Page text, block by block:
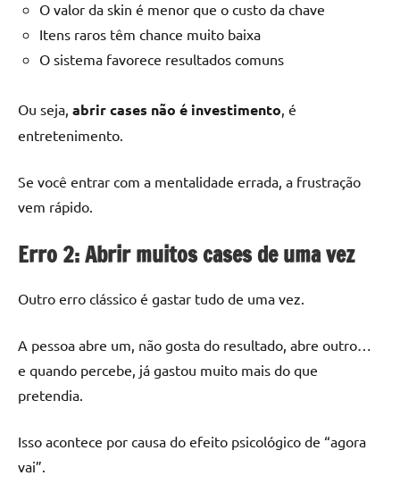
O valor da skin é menor que o custo da chave
Itens raros têm chance muito baixa
O sistema favorece resultados comuns
Ou seja, abrir cases não é investimento , é
entretenimento.
Se você entrar com a mentalidade errada, a frustração
vem rápido.
Erro 2: Abrir muitos cases de uma vez
Outro erro clássico é gastar tudo de uma vez.
A pessoa abre um, não gosta do resultado, abre outro…
e quando percebe, já gastou muito mais do que
pretendia.
Isso acontece por causa do efeito psicológico de “agora
vai”.